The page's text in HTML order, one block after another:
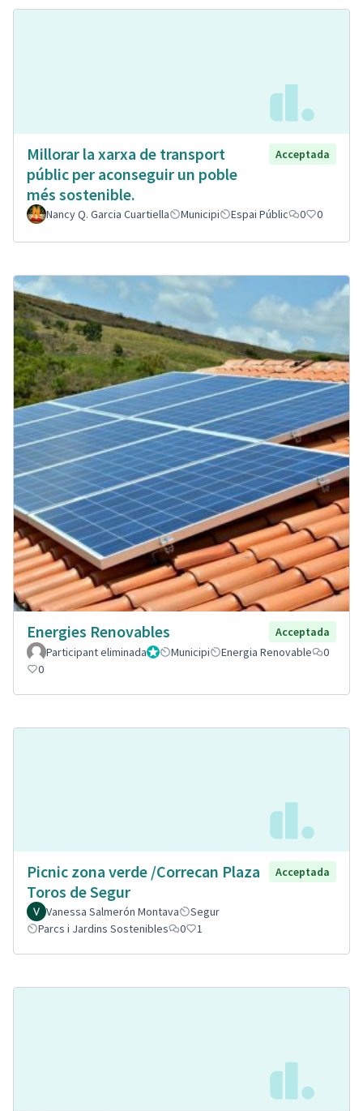
Millorar la xarxa de transport
públic per aconseguir un poble
més sostenible.
Acceptada
Nancy Q. Garcia Cuartiella Municipi Espai Públic 0 0
Energies Renovables
Acceptada
Participant eliminadaAdministrador
Municipi Energia Renovable
0
0
Picnic zona verde /Correcan Plaza
Toros de Segur
Acceptada
Vanessa Salmerón Montava
Segur
Parcs i Jardins Sostenibles
0 1